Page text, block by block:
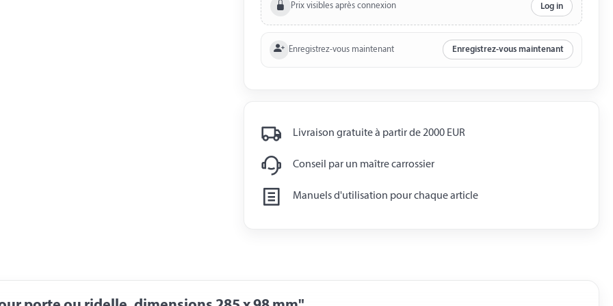
Prix visibles après connexion Log in
Enregistrez-vous maintenant Enregistrez-vous maintenant
Livraison gratuite à partir de 2000 EUR
Conseil par un maître carrossier
Manuels d'utilisation pour chaque article